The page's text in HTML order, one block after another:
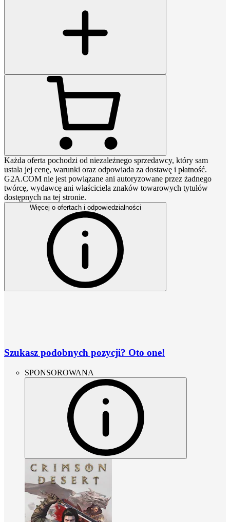
Każda oferta pochodzi od niezależnego sprzedawcy, który sam
ustala jej cenę, warunki oraz odpowiada za dostawę i płatność.
G2A.COM nie jest powiązane ani autoryzowane przez żadnego
twórcę, wydawcę ani właściciela znaków towarowych tytułów
dostępnych na tej stronie.
Więcej o ofertach i odpowiedzialności
Szukasz podobnych pozycji? Oto one!
SPONSOROWANA